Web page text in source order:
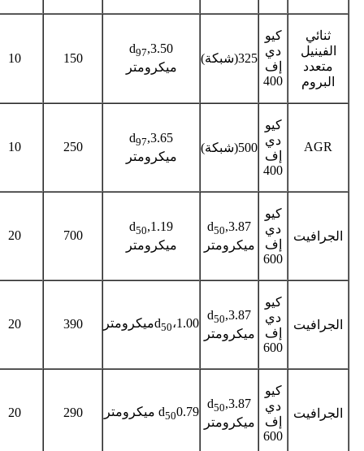
ثنائي
الفينيل
متعدد
البروم
كيو
دي
إف
400
325(شبكة)
d97,3.50
ميكرومتر
150
10
AGR
كيو
دي
إف
400
500(شبكة)
d97,3.65
ميكرومتر
250
10
الجرافيت
كيو
دي
إف
600
d50,3.87
ميكرومتر
d50,1.19
ميكرومتر
700
20
الجرافيت
كيو
دي
إف
600
d50,3.87
ميكرومتر
d50،1.00ميكرومتر 390
20
الجرافيت
كيو
دي
إف
600
d50,3.87
ميكرومتر
d500.79 ميكرومتر 290
20